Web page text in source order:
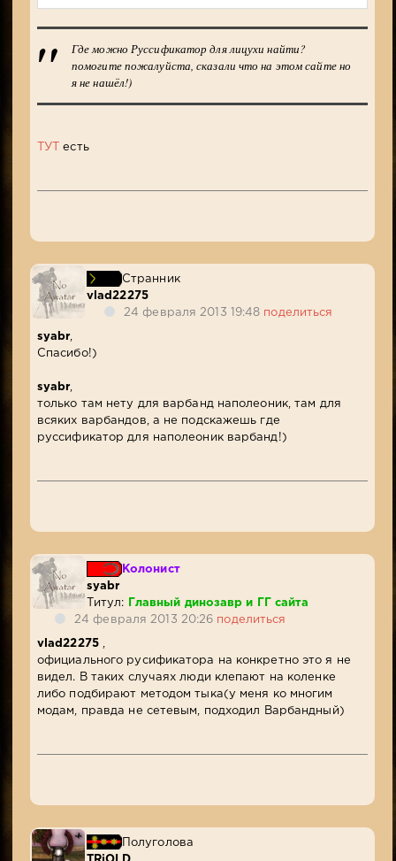
Где можно Руссификатор для лицухи найти?
помогите пожалуйста, сказали что на этом сайте но
я не нашёл!)
ТУТ есть
Странник
vlad22275
24 февраля 2013 19:48 поделиться
syabr
Спасибо!)
syabr
только там нету для варбанд наполеоник, там для
всяких варбандов, а не подскажешь где
руссификатор для наполеоник варбанд!)
Колонист
syabr
Титул:
Главный динозавр и ГГ сайта
24 февраля 2013 20:26 поделиться
vlad22275
официального русификатора на конкретно это я не
видел. В таких случаях люди клепают на коленке
либо подбирают методом тыка(у меня ко многим
модам, правда не сетевым, подходил Варбандный)
Полуголова